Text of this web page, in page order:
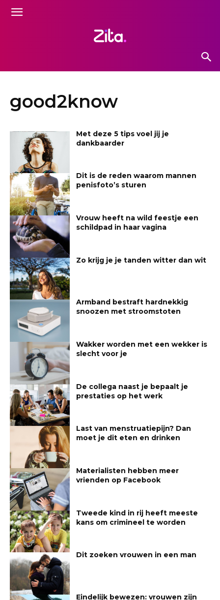
good2know
Met deze 5 tips voel jij je
dankbaarder
Dit is de reden waarom mannen
penisfoto’s sturen
Vrouw heeft na wild feestje een
schildpad in haar vagina
Zo krijg je je tanden witter dan wit
Armband bestraft hardnekkig
snoozen met stroomstoten
Wakker worden met een wekker is
slecht voor je
De collega naast je bepaalt je
prestaties op het werk
Last van menstruatiepijn? Dan
moet je dit eten en drinken
Materialisten hebben meer
vrienden op Facebook
Tweede kind in rij heeft meeste
kans om crimineel te worden
Dit zoeken vrouwen in een man
Eindelijk bewezen: vrouwen zijn